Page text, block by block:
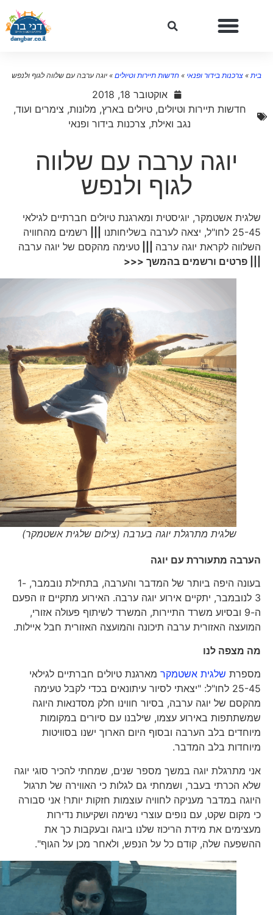
»צרכנות בידור ופנאי»חדשות תיירות וטיולים»יוגה ערבה עם שלווה לגוף ולנפש
אוקטובר 18, 2018
חדשות תיירות וטיולים,טיולים בארץ,מלונות, צימרים ועוד,
נגב ואילת,צרכנות בידור ופנאי
יוגה ערבה עם שלווה
לגוף ולנפש
שלגית אשטמקר, יוגיסטית ומארגנת טיולים חברתיים לגילאי
25-45 לחו"ל, יצאה לערבה בשליחותנו
|||
רשמים מהחוויה
השלווה לקראת יוגה ערבה|||
טעימה מהקסם של יוגה ערבה
||| פרטים ורשמים בהמשך <<<
שלגית מתרגלת יוגה בערבה (צילום שלגית אשטמקר)
הערבה מתעוררת עם יוגה
בעונה היפה ביותר של המדבר והערבה, בתחילת נובמבר, 1-
3 לנובמבר, יתקיים אירוע יוגה ערבה. האירוע מתקיים זו הפעם
ה-9 ובסיוע משרד התיירות, המשרד לשיתוף פעולה אזורי,
המועצה האזורית ערבה תיכונה והמועצה האזורית חבל איילות.
מה מצפה לנו
מספרתשלגית אשטמקרמארגנת טיולים חברתיים לגילאי
25-45 לחו"ל: "יצאתי לסיור עיתונאים בכדי לקבל טעימה
מהקסם של יוגה ערבה, בסיור חווינו חלק מסדנאות היוגה
שמשתתפות באירוע עצמו, שילבנו עם סיורים במקומות
מיוחדים בלב הערבה ובסוף היום הארוך ישנו בסוויטות
מיוחדות בלב המדבר.
אני מתרגלת יוגה במשך מספר שנים, שמחתי להכיר סוגי יוגה
שלא הכרתי בעבר, ושמחתי גם לגלות כי האווירה של תרגול
היוגה במדבר מעניקה לחוויה עוצמות חזקות יותר! אני סבורה
כי מקום שקט, עם נופים עוצרי נשימה ושקיעות נדירות
מעצימים את מידת הריכוז שלנו ביוגה ובעקבות כך את
ההשפעה שלה, קודם כל על הנפש, ולאחר מכן על הגוף".